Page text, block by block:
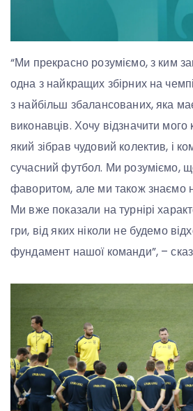
“Ми прекрасно розуміємо, з ким
одна з найкращих збірних на
з найбільш збалансованих, яка
виконавців. Хочу відзначити мого
який зібрав чудовий колектив, і
сучасний футбол. Ми розуміємо,
фаворитом, але ми також знаємо
Ми вже показали на турнірі
гри, від яких ніколи не будемо
фундамент нашої команди”, –